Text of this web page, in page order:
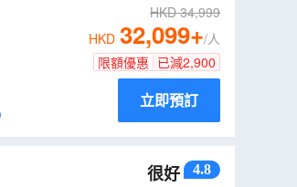
HKD34,999
HKD 32,099+/人
限額優惠 已減2,900
立即預訂
很好 4.8